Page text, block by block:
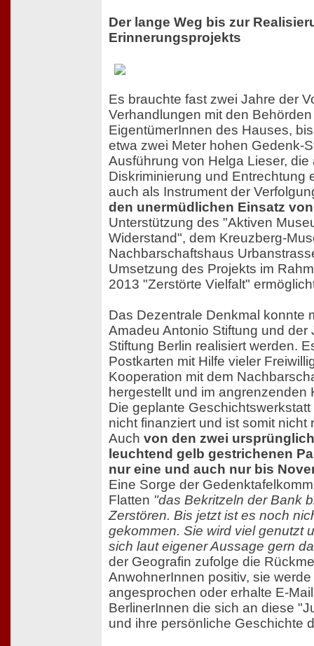
Der lange Weg bis zur
Erinnerungsprojekts
Es brauchte fast zwei Jahre der
Verhandlungen mit den
EigentümerInnen des Hauses,
etwa zwei Meter hohen Gedenk-
Ausführung von Helga Lieser, die
Diskriminierung und Entrechtung
auch als Instrument der
den unermüdlichen Einsatz
Unterstützung des "Aktiven
Widerstand", dem Kreuzberg-
Nachbarschaftshaus
Umsetzung des Projekts im
2013 "Zerstörte Vielfalt"
Das Dezentrale Denkmal konnte
Amadeu Antonio Stiftung und der
Stiftung Berlin realisiert werden.
Postkarten mit Hilfe vieler
Kooperation mit dem
hergestellt und im angrenzenden
Die geplante
nicht finanziert und ist somit nicht
Auch von den zwei
leuchtend gelb gestrichenen
nur eine und auch nur bis
Eine Sorge der
Flatten "das Bekritzeln der Bank
Zerstören. Bis jetzt ist es noch
gekommen. Sie wird viel genutzt
sich laut eigener Aussage gern
der Geografin zufolge die
AnwohnerInnen positiv, sie
angesprochen oder erhalte E-
BerlinerInnen die sich an diese
und ihre persönliche Geschichte